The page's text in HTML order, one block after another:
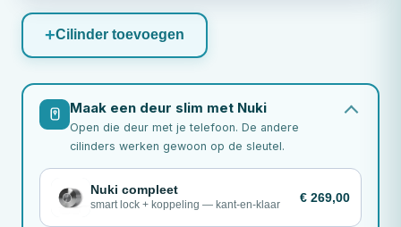
Cilinder toevoegen
Maak een deur slim met Nuki
Open die deur met je telefoon. De andere
cilinders werken gewoon op de sleutel.
Nuki compleet
smart lock + koppeling — kant-en-klaar
€ 269,00